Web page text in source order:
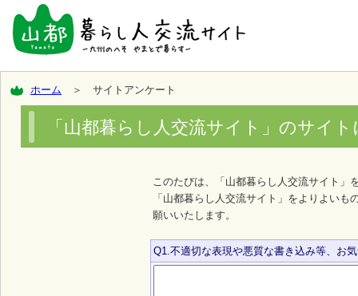
ホーム ＞ サイトアンケート
「山都暮らし人交流サイト」のサイ
このたびは、「山都暮らし人交流サイト」
「山都暮らし人交流サイト」をよりよい
願いいたします。
Q1.不適切な表現や悪質な書き込み等、お